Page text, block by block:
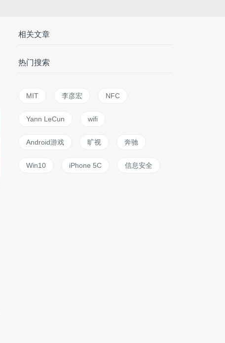
相关文章
热门搜索
MIT 李彦宏 NFC
Yann LeCun wifi
Android游戏 旷视 奔驰
Win10 iPhone 5C 信息安全